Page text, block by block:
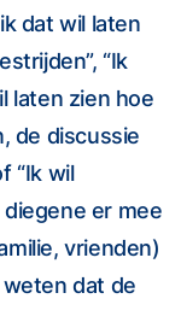
dat wil laten
“Ik
laten zien hoe
de discussie
“Ik wil
er mee
vrienden)
weten dat de